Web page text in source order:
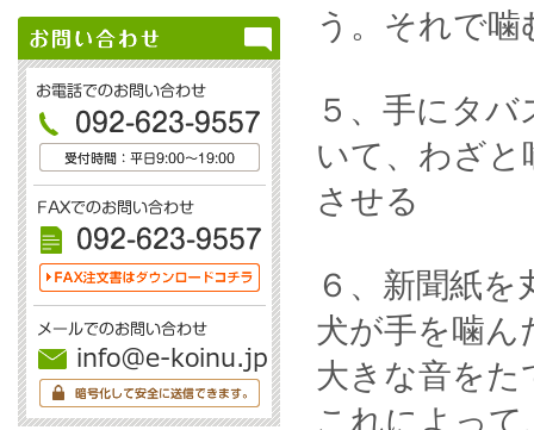
う。それで
５、手にタ
いて、わざ
させる
６、新聞紙
犬が手を噛ん
大きな音を
これによっ